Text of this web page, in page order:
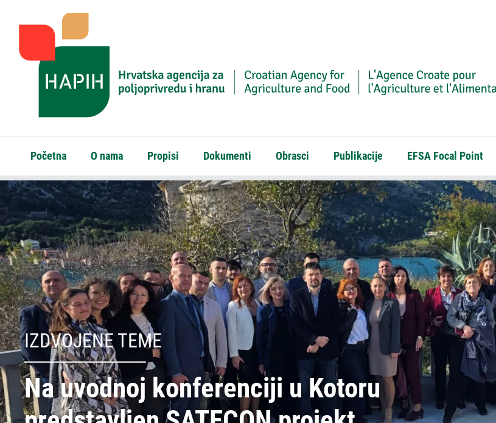
Početna O nama Propisi Dokumenti Obrasci Publikacije EFSA Focal Point
IZDVOJENE TEME
Na uvodnoj konferenciji u Kotoru